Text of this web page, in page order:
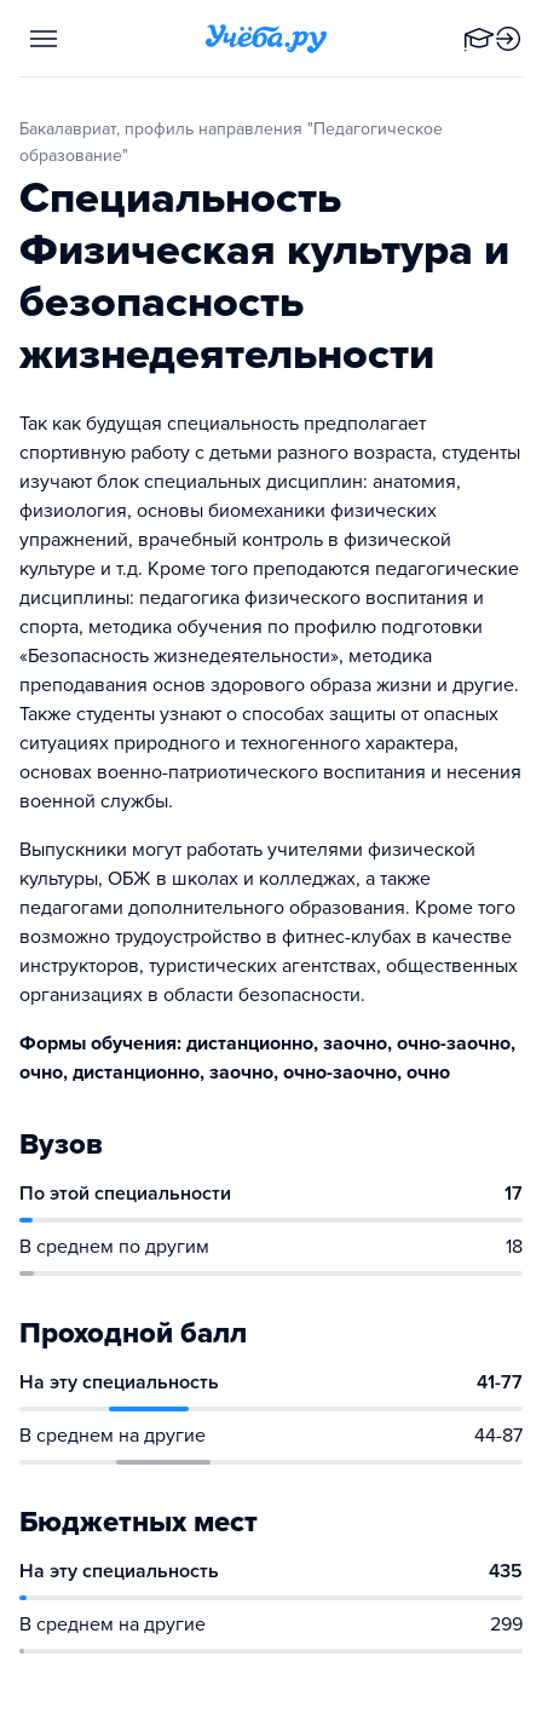
Бакалавриат, профиль направления "Педагогическое
образование"
Специальность
Физическая культура и
безопасность
жизнедеятельности
Так как будущая специальность предполагает
спортивную работу с детьми разного возраста, студенты
изучают блок специальных дисциплин: анатомия,
физиология, основы биомеханики физических
упражнений, врачебный контроль в физической
культуре и т.д. Кроме того преподаются педагогические
дисциплины: педагогика физического воспитания и
спорта, методика обучения по профилю подготовки
«Безопасность жизнедеятельности», методика
преподавания основ здорового образа жизни и другие.
Также студенты узнают о способах защиты от опасных
ситуациях природного и техногенного характера,
основах военно-патриотического воспитания и несения
военной службы.
Выпускники могут работать учителями физической
культуры, ОБЖ в школах и колледжах, а также
педагогами дополнительного образования. Кроме того
возможно трудоустройство в фитнес-клубах в качестве
инструкторов, туристических агентствах, общественных
организациях в области безопасности.
Формы обучения: дистанционно, заочно, очно-заочно,
очно, дистанционно, заочно, очно-заочно, очно
Вузов
По этой специальности 17
В среднем по другим 18
Проходной балл
На эту специальность 41-77
В среднем на другие 44-87
Бюджетных мест
На эту специальность 435
В среднем на другие 299